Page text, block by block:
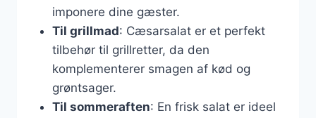
imponere dine gæster.
Til grillmad: Cæsarsalat er et perfekt
tilbehør til grillretter, da den
komplementerer smagen af kød og
grøntsager.
Til sommeraften: En frisk salat er ideel